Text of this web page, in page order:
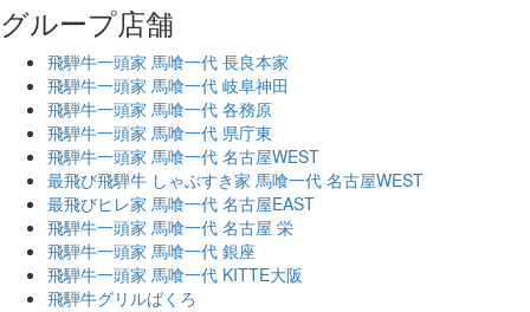
グループ店舗
飛騨牛一頭家 馬喰一代 長良本家
飛騨牛一頭家 馬喰一代 岐阜神田
飛騨牛一頭家 馬喰一代 各務原
飛騨牛一頭家 馬喰一代 県庁東
飛騨牛一頭家 馬喰一代 名古屋WEST
最飛び飛騨牛 しゃぶすき家 馬喰一代 名古屋WEST
最飛びヒレ家 馬喰一代 名古屋EAST
飛騨牛一頭家 馬喰一代 名古屋 栄
飛騨牛一頭家 馬喰一代 銀座
飛騨牛一頭家 馬喰一代 KITTE大阪
飛騨牛グリルばくろ